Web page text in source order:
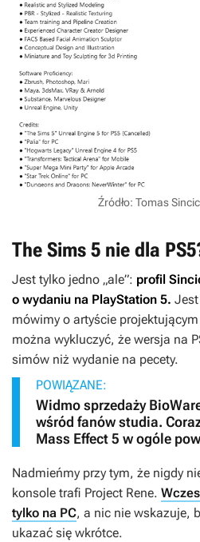
Źródło: Tomas
The Sims 5 nie dla
Jest tylko jedno „ale”: profil
o wydaniu na PlayStation 5.
mówimy o artyście
można wykluczyć, że wersja na
simów niż wydanie na pecety.
POWIĄZANE:
Widmo sprzedaży
wśród fanów studia.
Mass Effect 5 w ogóle
Nadmieńmy przy tym, że nigdy
konsole trafi Project Rene.
tylko na PC, a nic nie wskazuje,
ukazać się wkrótce.